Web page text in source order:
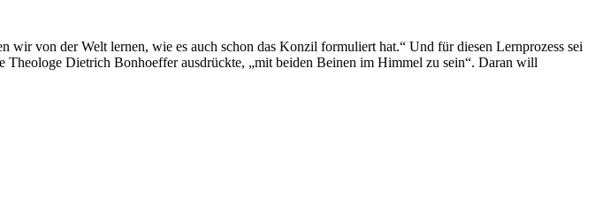
von der Welt lernen, wie es auch schon das Konzil formuliert hat.“ Und für diesen Lernprozess sei
Dietrich Bonhoeffer ausdrückte, „mit beiden Beinen im Himmel zu sein“. Daran will